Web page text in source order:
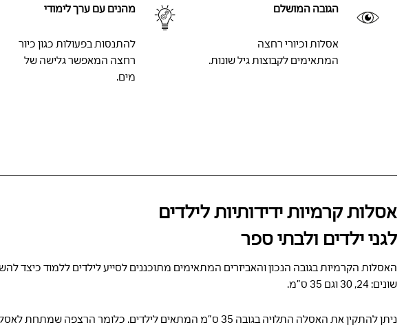
הגובה המושלם
אסלות וכיורי רחצה
המתאימים לקבוצות גיל שונות.
מהנים עם ערך לימודי
להתנסות בפעולות כגון כיור
רחצה המאפשר גלישה של
מים.
אסלות קרמיות ידידותיות לילדים
לגני ילדים ולבתי ספר
שונים: 24, 30 וגם 35 ס”מ.
ניתן להתקין את האסלה התלויה בגובה 35 ס”מ המתאים לילדים. כלומר הרצפה שמתחת לאסלה תהיה פנויה